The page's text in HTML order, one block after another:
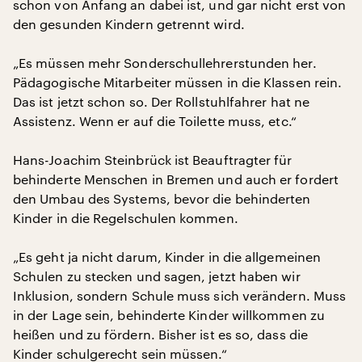
schon von Anfang an dabei ist, und gar nicht erst von
den gesunden Kindern getrennt wird.
„Es müssen mehr Sonderschullehrerstunden her.
Pädagogische Mitarbeiter müssen in die Klassen rein.
Das ist jetzt schon so. Der Rollstuhlfahrer hat ne
Assistenz. Wenn er auf die Toilette muss, etc.“
Hans-Joachim Steinbrück ist Beauftragter für
behinderte Menschen in Bremen und auch er fordert
den Umbau des Systems, bevor die behinderten
Kinder in die Regelschulen kommen.
„Es geht ja nicht darum, Kinder in die allgemeinen
Schulen zu stecken und sagen, jetzt haben wir
Inklusion, sondern Schule muss sich verändern. Muss
in der Lage sein, behinderte Kinder willkommen zu
heißen und zu fördern. Bisher ist es so, dass die
Kinder schulgerecht sein müssen.“